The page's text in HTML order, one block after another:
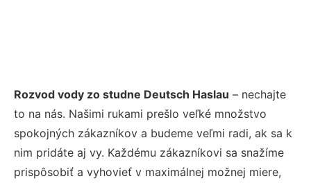
Rozvod vody zo studne Deutsch Haslau – nechajte
to na nás. Našimi rukami prešlo veľké množstvo
spokojných zákazníkov a budeme veľmi radi, ak sa k
nim pridáte aj vy. Každému zákazníkovi sa snažíme
prispôsobiť a vyhovieť v maximálnej možnej miere,